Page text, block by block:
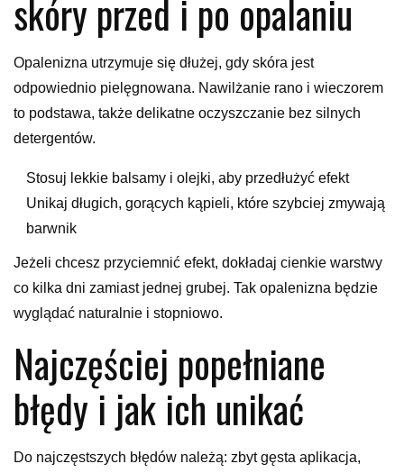
skóry przed i po opalaniu
Opalenizna utrzymuje się dłużej, gdy skóra jest
odpowiednio pielęgnowana. Nawilżanie rano i wieczorem
to podstawa, także delikatne oczyszczanie bez silnych
detergentów.
Stosuj lekkie balsamy i olejki, aby przedłużyć efekt
Unikaj długich, gorących kąpieli, które szybciej zmywają
barwnik
Jeżeli chcesz przyciemnić efekt, dokładaj cienkie warstwy
co kilka dni zamiast jednej grubej. Tak opalenizna będzie
wyglądać naturalnie i stopniowo.
Najczęściej popełniane
błędy i jak ich unikać
Do najczęstszych błędów należą: zbyt gęsta aplikacja,